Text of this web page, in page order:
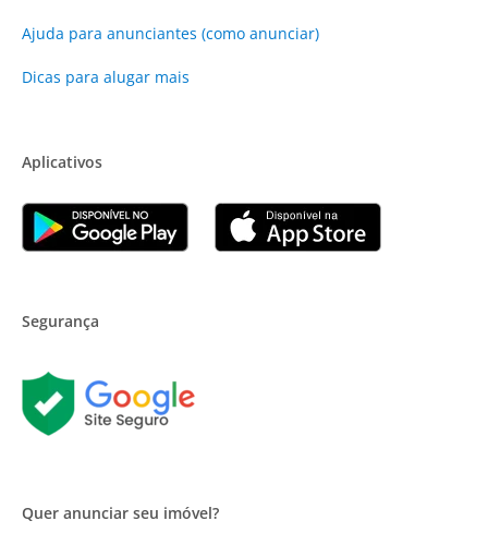
Ajuda para anunciantes (como anunciar)
Dicas para alugar mais
Aplicativos
Segurança
Quer anunciar seu imóvel?